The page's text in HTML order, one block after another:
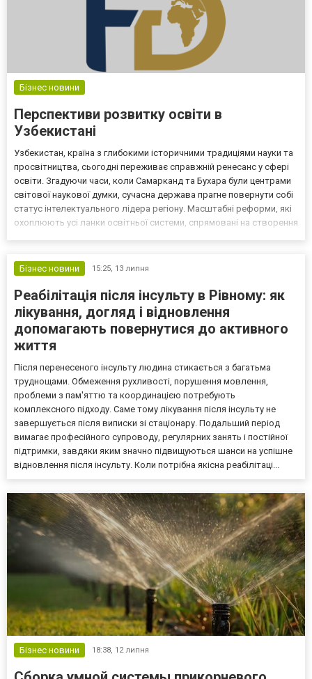
Бізнес новини
Перспективи розвитку освіти в
Узбекистані
Узбекистан, країна з глибокими історичними традиціями науки та
просвітництва, сьогодні переживає справжній ренесанс у сфері
освіти. Згадуючи часи, коли Самарканд та Бухара були центрами
світової наукової думки, сучасна держава прагне повернути собі
статус інтелектуального лідера регіону. Масштабні реформи, які
охоплюють усі ланки освітньої системи, спрямовані на створення
Бізнес новини
15:25, 13 липня
Реабілітація після інсульту в Рівному: як
лікування, догляд і відновлення
допомагають повернутися до активного
життя
Після перенесеного інсульту людина стикається з багатьма
труднощами. Обмеження рухливості, порушення мовлення,
проблеми з пам'яттю та координацією потребують
комплексного підходу. Саме тому лікування після інсульту не
завершується після виписки зі стаціонару. Подальший період
вимагає професійного супроводу, регулярних занять і постійної
підтримки, завдяки яким значно підвищуються шанси на успішне
відновлення після інсульту. Коли потрібна якісна реабілітаці...
Бізнес новини 18:38, 12 липня